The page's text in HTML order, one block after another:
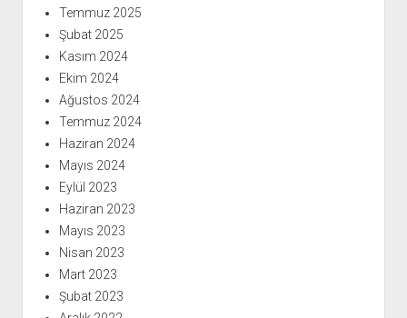
Temmuz 2025
Şubat 2025
Kasım 2024
Ekim 2024
Ağustos 2024
Temmuz 2024
Haziran 2024
Mayıs 2024
Eylül 2023
Haziran 2023
Mayıs 2023
Nisan 2023
Mart 2023
Şubat 2023